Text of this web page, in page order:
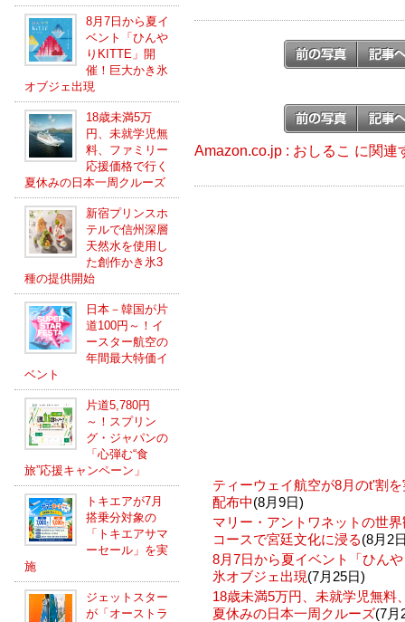
8月7日から夏イ
ベント「ひんや
りKITTE」開
催！巨大かき氷
オブジェ出現
18歳未満5万
円、未就学児無
料、ファミリー
応援価格で行く
夏休みの日本一周クルーズ
新宿プリンスホ
テルで信州深層
天然水を使用し
た創作かき氷3
種の提供開始
日本－韓国が片
道100円～！イ
ースター航空の
年間最大特価イ
ベント
片道5,780円
～！スプリン
グ・ジャパンの
「心弾む“食
旅”応援キャンペーン」
トキエアが7月
搭乗分対象の
「トキエアサマ
ーセール」を実
施
ジェットスター
が「オーストラ
Amazon.co.jp : おしるこ に関連
ティーウェイ航空が8月のt'割
配布中(8月9日)
マリー・アントワネットの世
コースで宮廷文化に浸る(8月2
8月7日から夏イベント「ひん
氷オブジェ出現(7月25日)
18歳未満5万円、未就学児無料
夏休みの日本一周クルーズ(7月